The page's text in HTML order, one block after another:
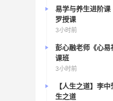
易学与养生进阶
罗授课
3小时前
彭心融老师《心
课班
3小时前
【人生之道】李
生之道